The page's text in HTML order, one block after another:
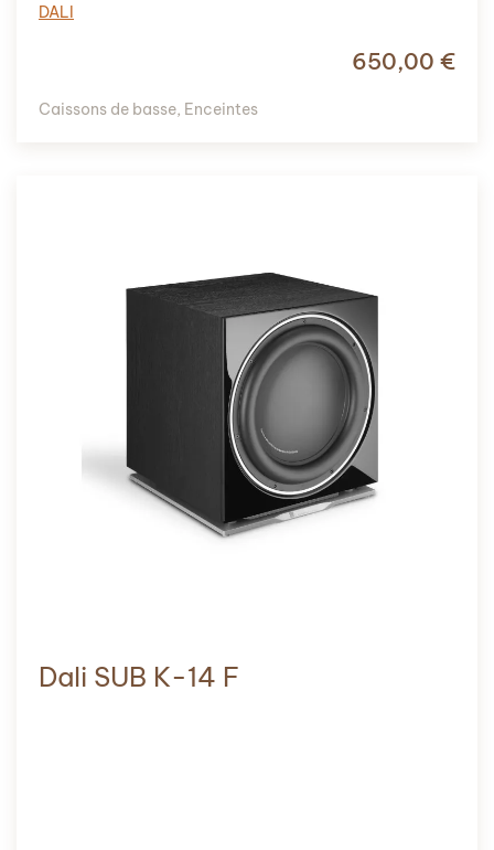
DALI
650,00 €
Caissons de basse, Enceintes
Dali SUB K-14 F